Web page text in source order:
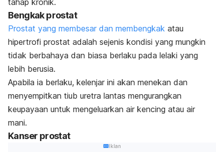
tahap kronik.
Bengkak prostat
Prostat yang membesar dan membengkak atau
hipertrofi prostat adalah sejenis kondisi yang mungkin
tidak berbahaya dan biasa berlaku pada lelaki yang
lebih berusia.
Apabila ia berlaku, kelenjar ini akan menekan dan
menyempitkan tiub uretra lantas mengurangkan
keupayaan untuk mengeluarkan air kencing atau air
mani.
Kanser prostat
Iklan